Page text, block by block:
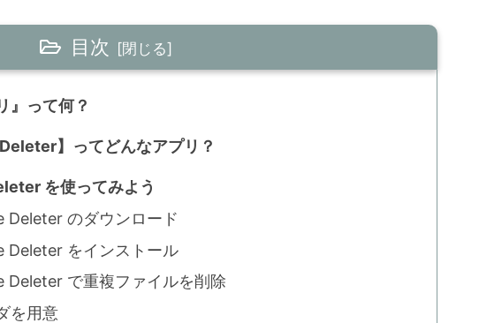
目次
』って何？
】ってどんなアプリ？
を使ってみよう
Deleter のダウンロード
Deleter をインストール
Deleter で重複ファイルを削除
を用意